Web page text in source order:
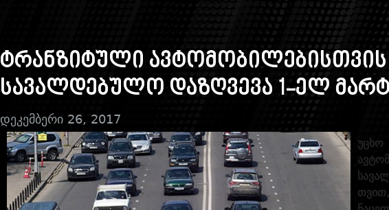
ტრანზიტული ავტომობილებისთვის
სავალდებულო დაზღვევა 1-ელ
დეკემბერი 26, 2017
უცხო